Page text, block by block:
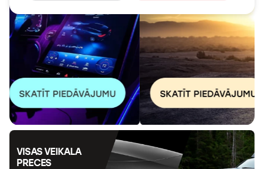
VISAS VEIKALA
PRECES
Apgaismojuma
aksesuāri
Auto
aizsardzība
aksesuāri
Auto
tehniskās
apkopes
piederumi
Auto
ķīmija,